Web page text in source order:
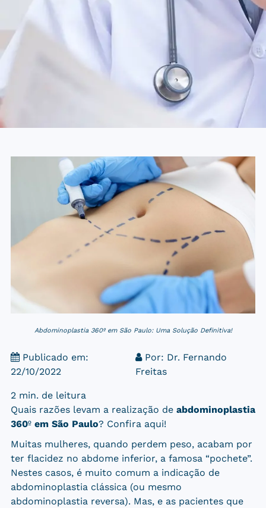
Abdominoplastia 360º em São Paulo: Uma Solução Definitiva!
Publicado em:
22/10/2022
Por: Dr. Fernando
Freitas
2 min. de leitura
Quais razões levam a realização de abdominoplastia
360º em São Paulo? Confira aqui!
Muitas mulheres, quando perdem peso, acabam por
ter flacidez no abdome inferior, a famosa “pochete”.
Nestes casos, é muito comum a indicação de
abdominoplastia clássica (ou mesmo
abdominoplastia reversa). Mas, e as pacientes que